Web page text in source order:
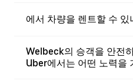
에서 차량을 렌트할 수
Welbeck의 승객을 안전
Uber에서는 어떤 노력을